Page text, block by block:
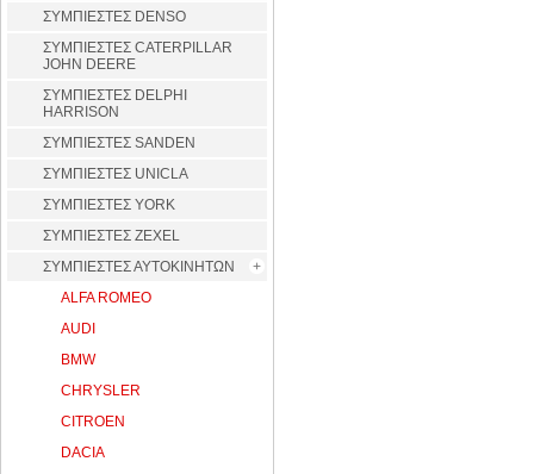
ΣΥΜΠΙΕΣΤΕΣ DENSO
ΣΥΜΠΙΕΣΤΕΣ CATERPILLAR
JOHN DEERE
ΣΥΜΠΙΕΣΤΕΣ DELPHI
HARRISON
ΣΥΜΠΙΕΣΤΕΣ SANDEN
ΣΥΜΠΙΕΣΤΕΣ UNICLA
ΣΥΜΠΙΕΣΤΕΣ YORK
ΣΥΜΠΙΕΣΤΕΣ ZEXEL
ΣΥΜΠΙΕΣΤΕΣ ΑΥΤΟΚΙΝΗΤΩΝ
ALFA ROMEO
AUDI
BMW
CHRYSLER
CITROEN
DACIA